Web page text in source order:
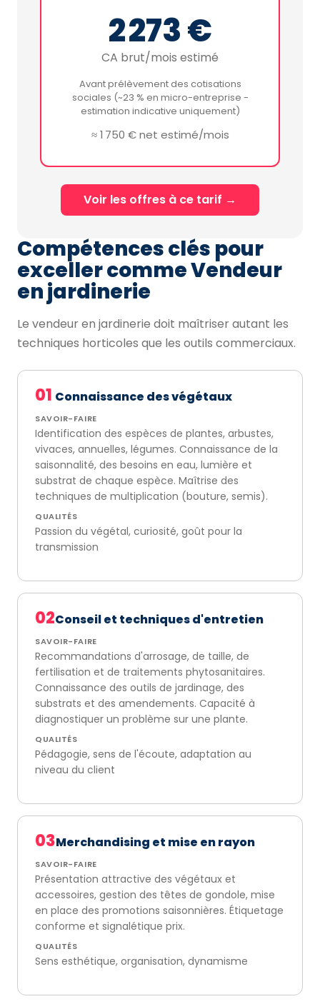
2 273 €
CA brut/mois estimé
Avant prélèvement des cotisations
sociales (~23 % en micro-entreprise -
estimation indicative uniquement)
≈ 1 750 € net estimé/mois
Voir les offres à ce tarif →
Compétences clés pour
exceller comme Vendeur
en jardinerie
Le vendeur en jardinerie doit maîtriser autant les
techniques horticoles que les outils commerciaux.
01 Connaissance des végétaux
SAVOIR-FAIRE
Identification des espèces de plantes, arbustes,
vivaces, annuelles, légumes. Connaissance de la
saisonnalité, des besoins en eau, lumière et
substrat de chaque espèce. Maîtrise des
techniques de multiplication (bouture, semis).
QUALITÉS
Passion du végétal, curiosité, goût pour la
transmission
02Conseil et techniques d'entretien
SAVOIR-FAIRE
Recommandations d'arrosage, de taille, de
fertilisation et de traitements phytosanitaires.
Connaissance des outils de jardinage, des
substrats et des amendements. Capacité à
diagnostiquer un problème sur une plante.
QUALITÉS
Pédagogie, sens de l'écoute, adaptation au
niveau du client
03Merchandising et mise en rayon
SAVOIR-FAIRE
Présentation attractive des végétaux et
accessoires, gestion des têtes de gondole, mise
en place des promotions saisonnières. Étiquetage
conforme et signalétique prix.
QUALITÉS
Sens esthétique, organisation, dynamisme